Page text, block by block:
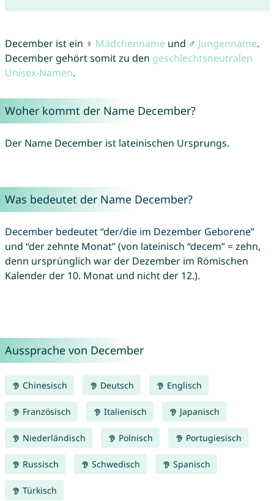
December ist ein ♀ Mädchenname und ♂ Jungenname.
December gehört somit zu den geschlechtsneutralen
Unisex-Namen.
Woher kommt der Name December?
Der Name December ist lateinischen Ursprungs.
Was bedeutet der Name December?
December bedeutet “der/die im Dezember Geborene”
und “der zehnte Monat” (von lateinisch “decem” = zehn,
denn ursprünglich war der Dezember im Römischen
Kalender der 10. Monat und nicht der 12.).
Aussprache von December
Chinesisch Deutsch Englisch
Französisch Italienisch Japanisch
Niederländisch Polnisch Portugiesisch
Russisch Schwedisch Spanisch
Türkisch